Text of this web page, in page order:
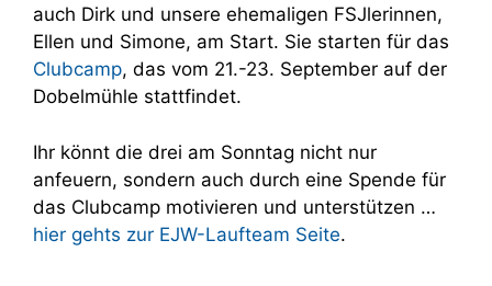
auch Dirk und unsere ehemaligen FSJlerinnen,
Ellen und Simone, am Start. Sie starten für das
Clubcamp, das vom 21.-23. September auf der
Dobelmühle stattfindet.
Ihr könnt die drei am Sonntag nicht nur
anfeuern, sondern auch durch eine Spende für
das Clubcamp motivieren und unterstützen …
hier gehts zur EJW-Laufteam Seite.